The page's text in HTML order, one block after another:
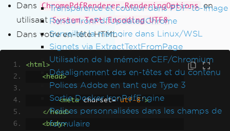
Transparence et couleur dans PDF-to-Image
Rendu IronPdf.UpdatedChrome
Surveiller la mémoire dans Linux/WSL
Signets via ExtractTextFromPage
Utilisation de la mémoire CEF/Chromium
Désalignement des en-têtes et du contenu
Polices Adobe en tant que Type 3
Sortie Docker IronPdfEngine
Polices personnalisées dans les champs de
formulaire
Dans ChromePdfRenderer.RenderingOptions
en
utilisant System.Text.Encoding.UTF8
Dans votre en-tête HTML :
<html>
<head>
<meta charset='utf-8' >
</head>
<body>